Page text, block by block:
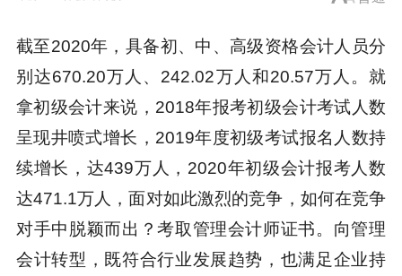
截至2020年，具备初、中、高级资格会计人员分
别达670.20万人、242.02万人和20.57万人。就
拿初级会计来说，2018年报考初级会计考试人数
呈现井喷式增长，2019年度初级考试报名人数持
续增长，达439万人，2020年初级会计报考人数
达471.1万人，面对如此激烈的竞争，如何在竞争
对手中脱颖而出？考取管理会计师证书。向管理
会计转型，既符合行业发展趋势，也满足企业持